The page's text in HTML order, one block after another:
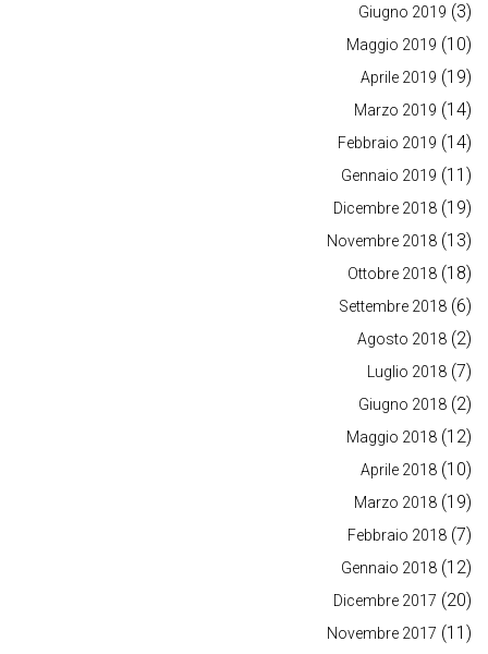
Giugno 2019 (3)
Maggio 2019 (10)
Aprile 2019 (19)
Marzo 2019 (14)
Febbraio 2019 (14)
Gennaio 2019 (11)
Dicembre 2018 (19)
Novembre 2018 (13)
Ottobre 2018 (18)
Settembre 2018 (6)
Agosto 2018 (2)
Luglio 2018 (7)
Giugno 2018 (2)
Maggio 2018 (12)
Aprile 2018 (10)
Marzo 2018 (19)
Febbraio 2018 (7)
Gennaio 2018 (12)
Dicembre 2017 (20)
Novembre 2017 (11)